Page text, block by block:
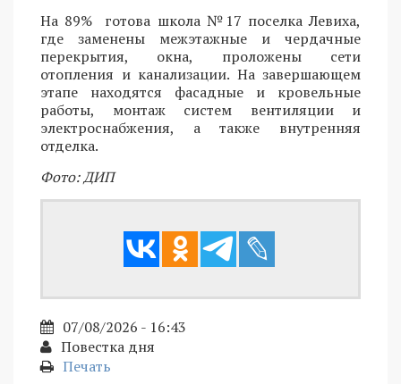
На 89% готова школа №17 поселка Левиха,
где заменены межэтажные и чердачные
перекрытия, окна, проложены сети
отопления и канализации. На завершающем
этапе находятся фасадные и кровельные
работы, монтаж систем вентиляции и
электроснабжения, а также внутренняя
отделка.
Фото: ДИП
07/08/2026 - 16:43
Повестка дня
Печать